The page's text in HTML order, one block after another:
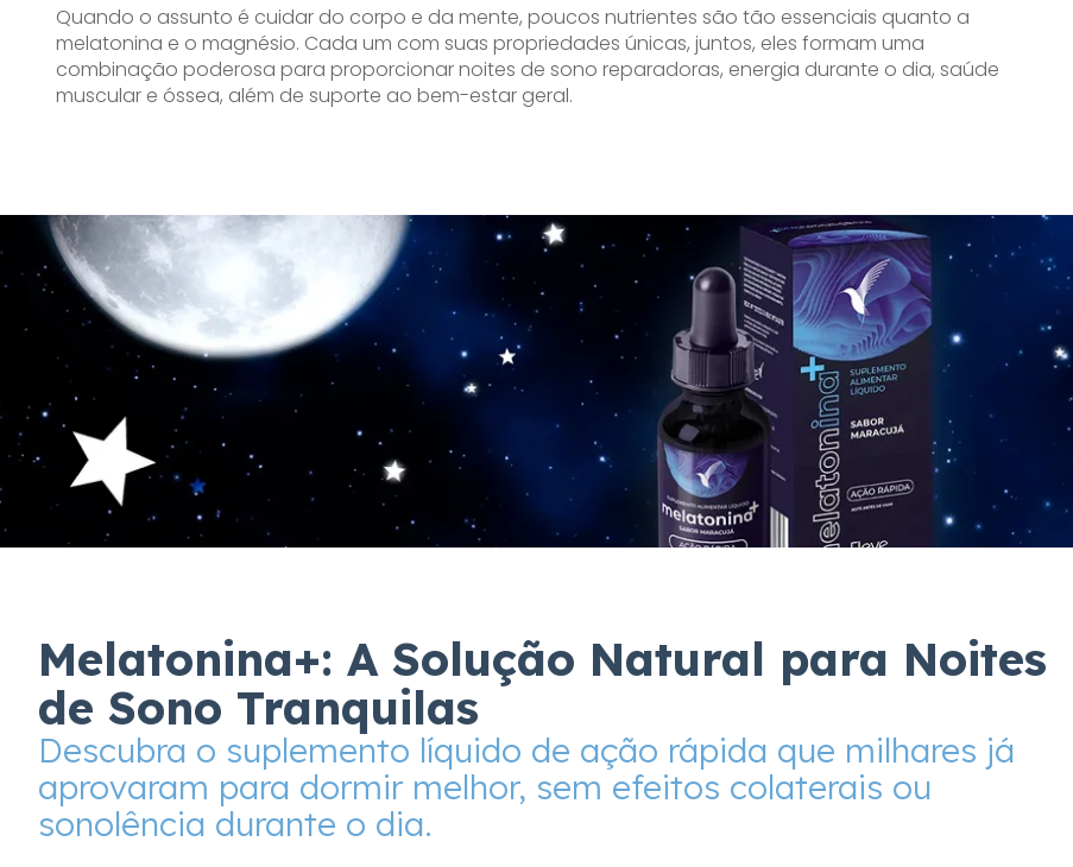
Quando o assunto é cuidar do corpo e da mente, poucos nutrientes são tão essenciais quanto a
melatonina e o magnésio. Cada um com suas propriedades únicas, juntos, eles formam uma
combinação poderosa para proporcionar noites de sono reparadoras, energia durante o dia, saúde
muscular e óssea, além de suporte ao bem-estar geral.
Melatonina+: A Solução Natural para Noites
de Sono Tranquilas
Descubra o suplemento líquido de ação rápida que milhares já
aprovaram para dormir melhor, sem efeitos colaterais ou
sonolência durante o dia.